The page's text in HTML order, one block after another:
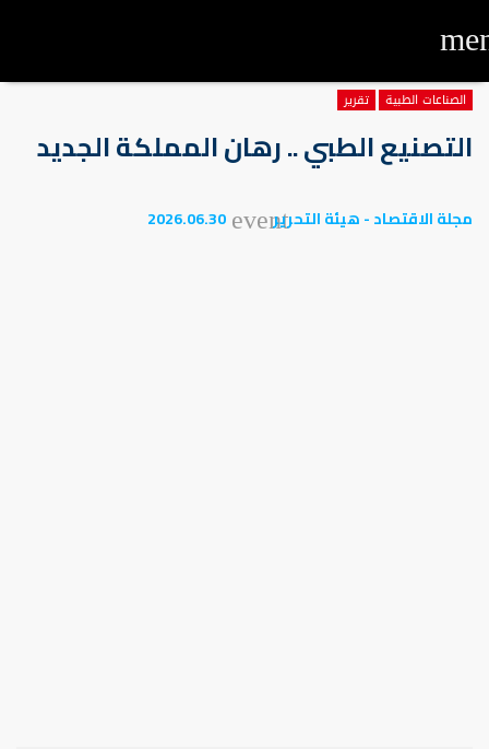
الصناعات الطبية تقرير
التصنيع الطبي .. رهان المملكة الجديد
مجلة الاقتصاد - هيئة التحريرevent
2026.06.30